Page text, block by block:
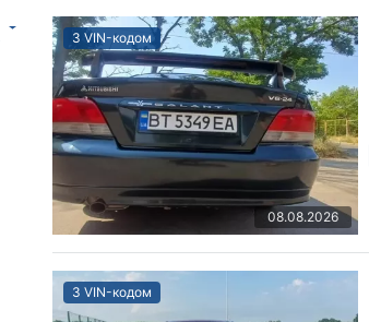
З VIN-кодом
08.08.2026
З VIN-кодом